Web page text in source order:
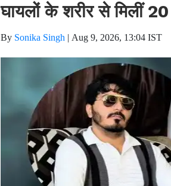
घायलों के शरीर से मिलीं 20
By Sonika Singh | Aug 9, 2026, 13:04 IST